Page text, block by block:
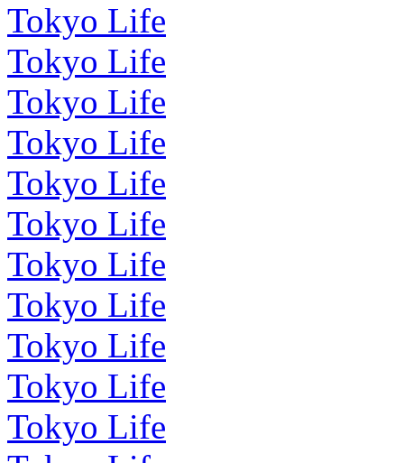
Tokyo Life
Tokyo Life
Tokyo Life
Tokyo Life
Tokyo Life
Tokyo Life
Tokyo Life
Tokyo Life
Tokyo Life
Tokyo Life
Tokyo Life